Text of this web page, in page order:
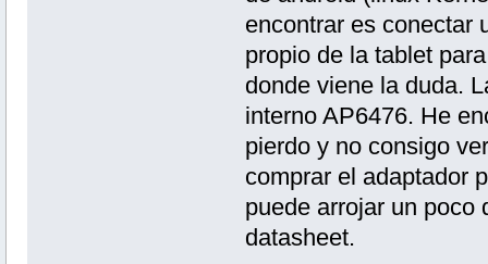
encontrar es conectar
propio de la tablet
donde viene la duda.
interno AP6476. He
pierdo y no consigo
comprar el adaptador
puede arrojar un poco
datasheet.